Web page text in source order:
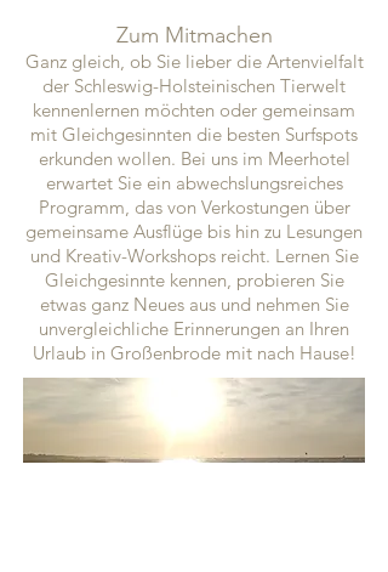
Zum Mitmachen
Ganz gleich, ob Sie lieber die Artenvielfalt
der Schleswig-Holsteinischen Tierwelt
kennenlernen möchten oder gemeinsam
mit Gleichgesinnten die besten Surfspots
erkunden wollen. Bei uns im Meerhotel
erwartet Sie ein abwechslungsreiches
Programm, das von Verkostungen über
gemeinsame Ausflüge bis hin zu Lesungen
und Kreativ-Workshops reicht. Lernen Sie
Gleichgesinnte kennen, probieren Sie
etwas ganz Neues aus und nehmen Sie
unvergleichliche Erinnerungen an Ihren
Urlaub in Großenbrode mit nach Hause!